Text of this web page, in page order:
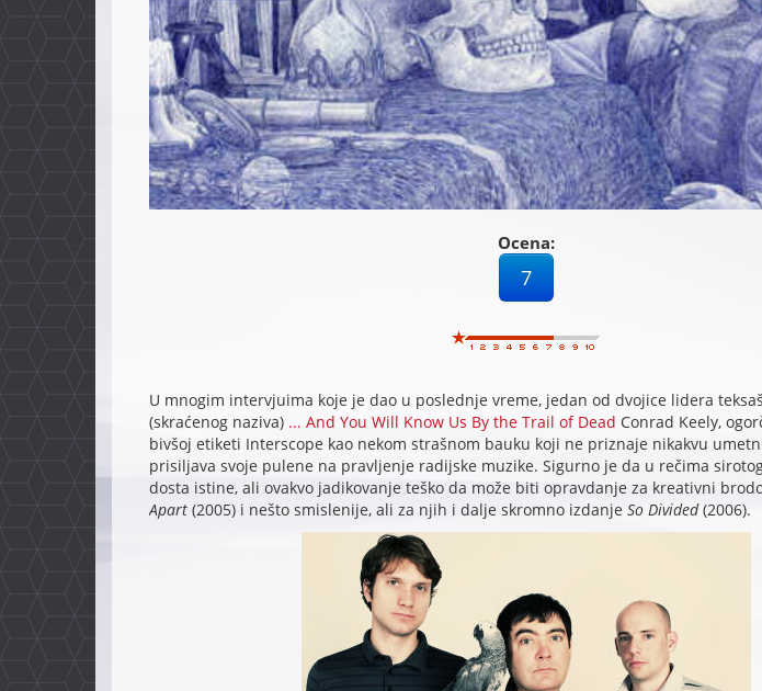
Ocena:
7
U mnogim intervjuima koje je dao u poslednje vreme, jedan od dvojice lidera
(skraćenog naziva) ... And You Will Know Us By the Trail of Dead Conrad Keely,
bivšoj etiketi Interscope kao nekom strašnom bauku koji ne priznaje nikakvu
prisiljava svoje pulene na pravljenje radijske muzike. Sigurno je da u rečima
dosta istine, ali ovakvo jadikovanje teško da može biti opravdanje za kreativni
Apart(2005) i nešto smislenije, ali za njih i dalje skromno izdanje So Divided(2006).